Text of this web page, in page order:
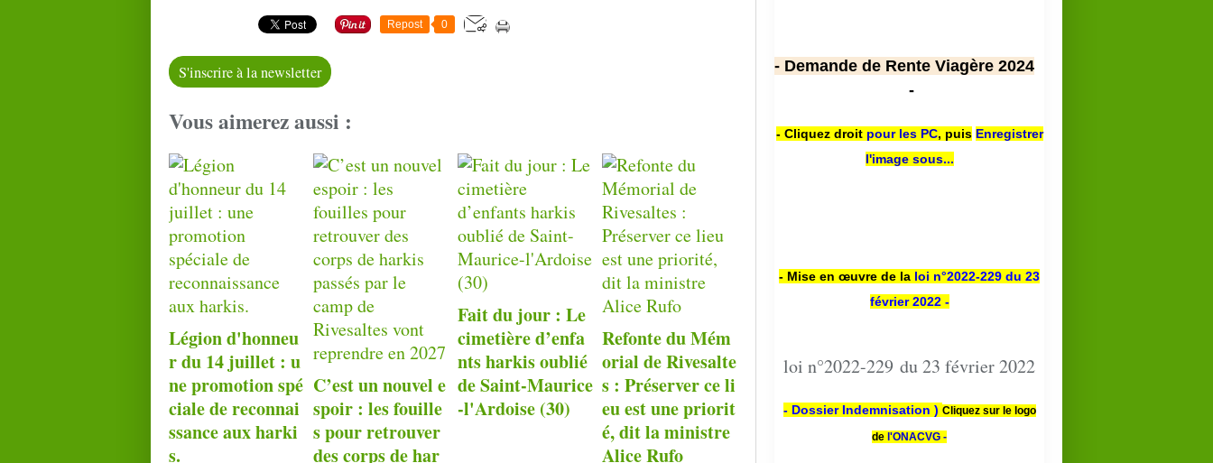
Repost 0
S'inscrire à la newsletter
Vous aimerez aussi :
Légion d'honneu
r du 14 juillet : u
ne promotion spé
ciale de reconnai
ssance aux harki
s.
C’est un nouvel e
spoir : les fouille
s pour retrouver
des corps de har
Fait du jour : Le
cimetière d’enfa
nts harkis oublié
de Saint-Maurice
-l'Ardoise (30)
Refonte du Mém
orial de Rivesalte
s : Préserver ce li
eu est une priorit
é, dit la ministre
Alice Rufo
- Demande de Rente Viagère 2024
-
- Cliquez droit pour les PC, puis Enregistrer
l'image sous...
- Mise en œuvre de la loi n°2022-229 du 23
février 2022 -
loi n°2022-229 du 23 février 2022
- Dossier Indemnisation ) Cliquez sur le logo
de l'ONACVG -